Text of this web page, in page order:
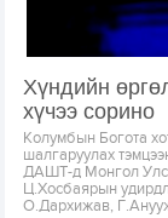
Хүндийн
хүчээ сорино
Колумбын Богота
шалгаруулах
ДАШТ-д Монгол
Ц.Хосбаярын
О.Дархижав,